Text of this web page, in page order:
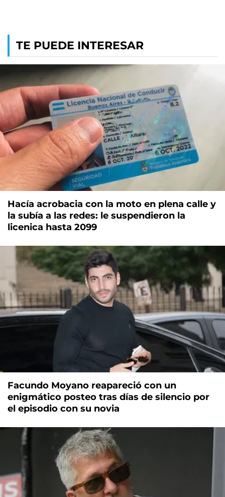
TE PUEDE INTERESAR
Hacía acrobacia con la moto en plena calle y
la subía a las redes: le suspendieron la
licenica hasta 2099
Facundo Moyano reapareció con un
enigmático posteo tras días de silencio por
el episodio con su novia